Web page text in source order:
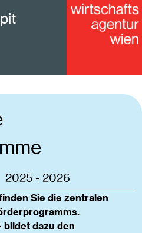
2025 - 2026
Sie die zentralen
bildet dazu den